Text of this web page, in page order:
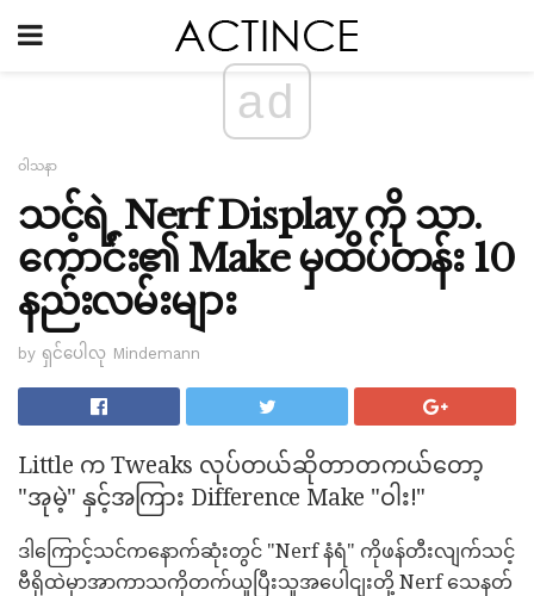
ad
ဝါသနာ
သင့်ရဲ့ Nerf Display ကို သာ.
ကောင်း၏ Make မှထိပ်တန်း 10
နည်းလမ်းများ
by ရှင်ပေါလု Mindemann
Little က Tweaks လုပ်တယ်ဆိုတာတကယ်တော့
"အုမဲ့" နှင့်အကြား Difference Make "ဝါး!"
ဒါကြောင့်သင်ကနောက်ဆုံးတွင် "Nerf နံရံ" ကိုဖန်တီးလျက်သင့်
ဗီရိုထဲမှာအာကာသကိုတက်ယူပြီးသူအပေါငျးတို့ Nerf သေနတ်